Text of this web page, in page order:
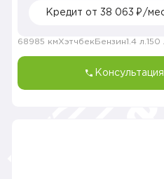
Кредит от 38 063 ₽/
68985 кмХэтчбек Бензин1.4 л. 150
Консультация